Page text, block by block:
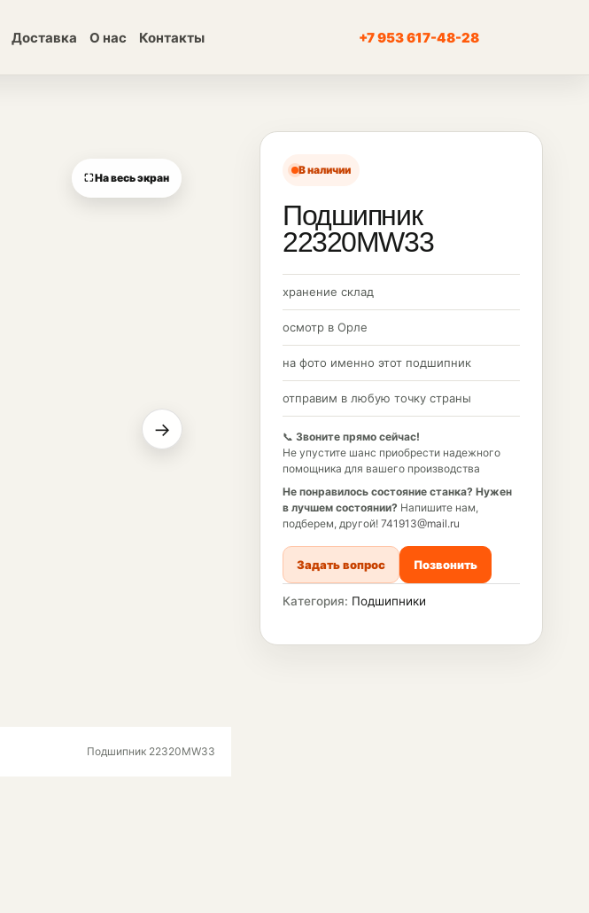
Доставка О нас Контакты +7 953 617-48-28
⛶ На весь экран
→
Подшипник 22320MW33
В наличии
Подшипник
22320MW33
хранение склад
осмотр в Орле
на фото именно этот подшипник
отправим в любую точку страны
📞 Звоните прямо сейчас!
Не упустите шанс приобрести надежного
помощника для вашего производства
Не понравилось состояние станка? Нужен
в лучшем состоянии? Напишите нам,
подберем, другой! 741913@mail.ru
Задать вопрос Позвонить
Категория: Подшипники